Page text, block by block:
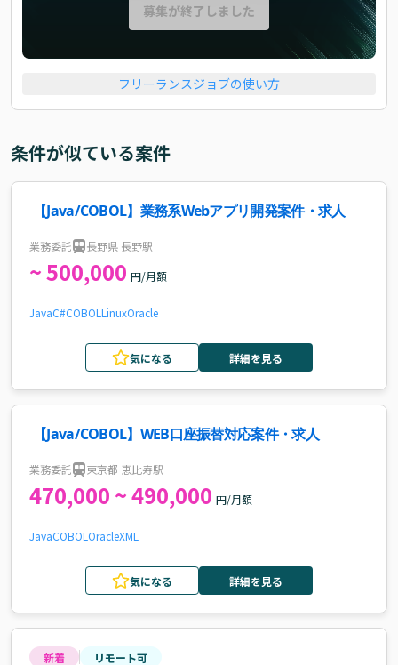
募集が終了しました
フリーランスジョブの使い方
条件が似ている案件
【Java/COBOL】業務系Webアプリ開発案件・求人
業務委託 長野県 長野駅
~ 500,000 円/月額
JavaC#COBOL LinuxOracle
気になる 詳細を見る
【Java/COBOL】WEB口座振替対応案件・求人
業務委託 東京都 恵比寿駅
470,000 ~ 490,000 円/月額
JavaCOBOL OracleXML
気になる 詳細を見る
新着 リモート可